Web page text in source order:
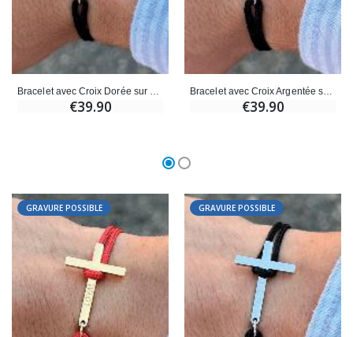
€39.90
Bracelet avec Croix Argentée sur Cordon Noir - Taille Femme
€39.90
GRAVURE POSSIBLE GRAVURE POSSIBLE